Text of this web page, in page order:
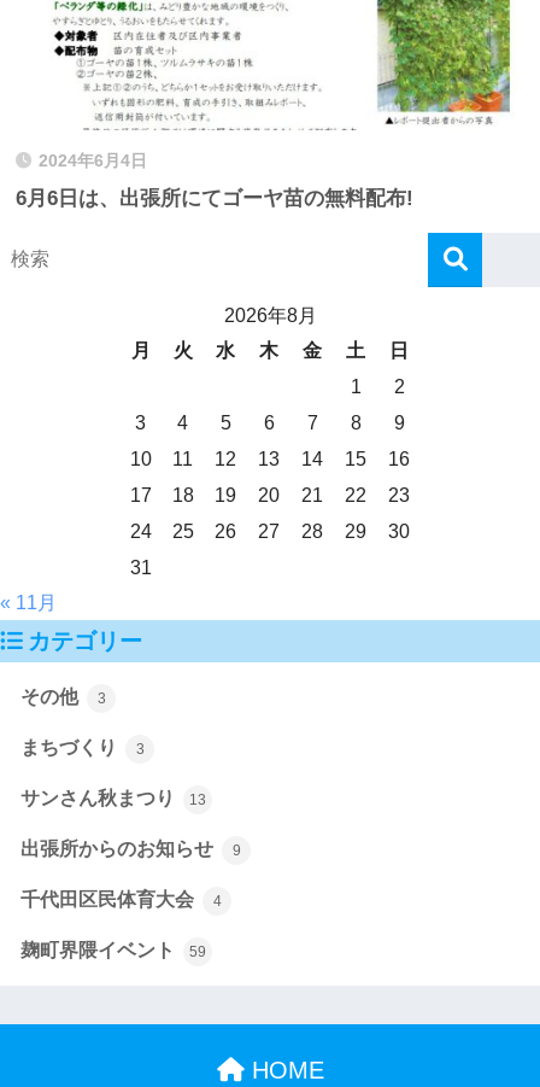
2024年6月4日
6月6日は、出張所にてゴーヤ苗の無料配布!
2026年8月
月
火 水 木 金 土
日
1
2
3
4 5 6 7 8
9
10
11 12 13 14 15
16
17
18 19 20 21 22
23
24
25 26 27 28 29
30
31
« 11月
カテゴリー
その他 3
まちづくり 3
サンさん秋まつり 13
出張所からのお知らせ 9
千代田区民体育大会 4
麹町界隈イベント 59
HOME